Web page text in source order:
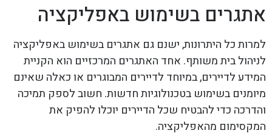
אתגרים בשימוש באפליקציה
למרות כל היתרונות, ישנם גם אתגרים בשימוש באפליקציה
לניהול בית משותף. אחד האתגרים המרכזיים הוא הקניית
המידע לדיירים, במיוחד לדיירים המבוגרים או כאלה שאינם
מיומנים בשימוש בטכנולוגיות חדשות. חשוב לספק תמיכה
והדרכה כדי להבטיח שכל הדיירים יוכלו להפיק את
המקסימום מהאפליקציה.